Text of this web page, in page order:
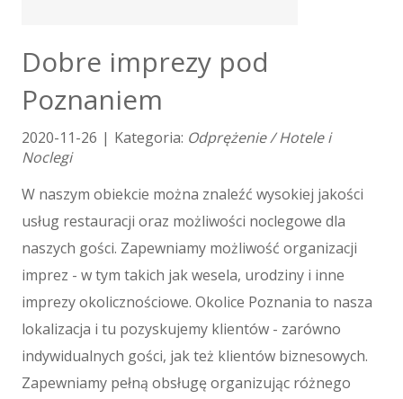
Biżuteria
Wyposażenie Wnętrz
Odzież
Sport
Elektronika, RTV, AGD
Art. Dla Zwierząt
Ogród, Rośliny
Chemia
Art. Spożywcze
Materiały Eksploatacyjne
Inne Sklepy
Dobre imprezy pod
Poznaniem
2020-11-26 | Kategoria: Odprężenie / Hotele i
Noclegi
W naszym obiekcie można znaleźć wysokiej jakości
usług restauracji oraz możliwości noclegowe dla
naszych gości. Zapewniamy możliwość organizacji
imprez - w tym takich jak wesela, urodziny i inne
imprezy okolicznościowe. Okolice Poznania to nasza
lokalizacja i tu pozyskujemy klientów - zarówno
indywidualnych gości, jak też klientów biznesowych.
Zapewniamy pełną obsługę organizując różnego